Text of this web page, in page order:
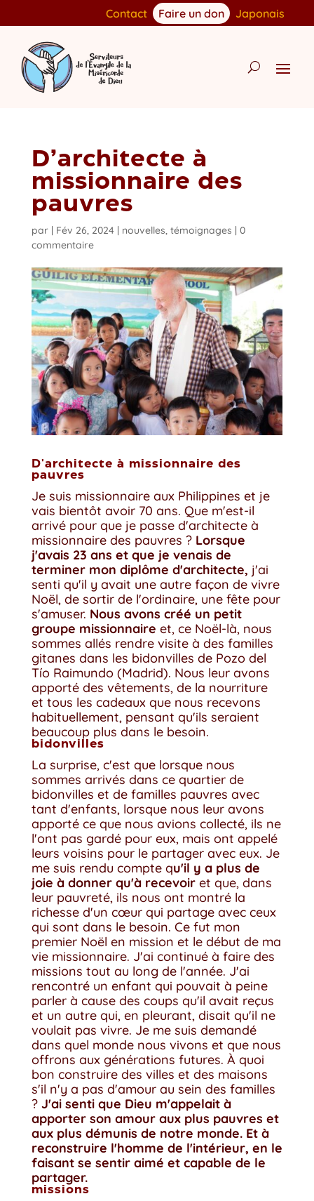
Contact Faire un don Japonais
D’architecte à
missionnaire des
pauvres
par Fév 26, 2024 nouvelles, témoignages
0
commentaire
D'architecte à missionnaire des
pauvres
Je suis missionnaire aux Philippines et je
vais bientôt avoir 70 ans. Que m'est-il
arrivé pour que je passe d'architecte à
missionnaire des pauvres ? Lorsque
j'avais 23 ans et que je venais de
terminer mon diplôme d'architecte, j'ai
senti qu'il y avait une autre façon de vivre
Noël, de sortir de l'ordinaire, une fête pour
s'amuser. Nous avons créé un petit
groupe missionnaire et, ce Noël-là, nous
sommes allés rendre visite à des familles
gitanes dans les bidonvilles de Pozo del
Tío Raimundo (Madrid). Nous leur avons
apporté des vêtements, de la nourriture
et tous les cadeaux que nous recevons
habituellement, pensant qu'ils seraient
beaucoup plus dans le besoin.
bidonvilles
La surprise, c'est que lorsque nous
sommes arrivés dans ce quartier de
bidonvilles et de familles pauvres avec
tant d'enfants, lorsque nous leur avons
apporté ce que nous avions collecté, ils ne
l'ont pas gardé pour eux, mais ont appelé
leurs voisins pour le partager avec eux. Je
me suis rendu compte qu'il y a plus de
joie à donner qu'à recevoiret que, dans
leur pauvreté, ils nous ont montré la
richesse d'un cœur qui partage avec ceux
qui sont dans le besoin. Ce fut mon
premier Noël en mission et le début de ma
vie missionnaire. J'ai continué à faire des
missions tout au long de l'année. J'ai
rencontré un enfant qui pouvait à peine
parler à cause des coups qu'il avait reçus
et un autre qui, en pleurant, disait qu'il ne
voulait pas vivre. Je me suis demandé
dans quel monde nous vivons et que nous
offrons aux générations futures. À quoi
bon construire des villes et des maisons
s'il n'y a pas d'amour au sein des familles
? J'ai senti que Dieu m'appelait à
apporter son amour aux plus pauvres et
aux plus démunis de notre monde. Et à
reconstruire l'homme de l'intérieur, en le
faisant se sentir aimé et capable de le
partager.
missions